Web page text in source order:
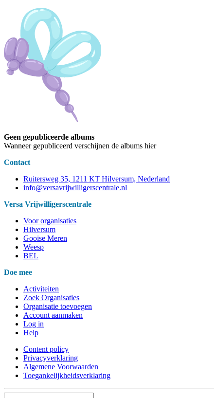
Geen gepubliceerde albums
Wanneer gepubliceerd verschijnen de albums hier
Contact
Ruitersweg 35, 1211 KT Hilversum, Nederland
info@versavrijwilligerscentrale.nl
Versa Vrijwilligerscentrale
Voor organisaties
Hilversum
Gooise Meren
Weesp
BEL
Doe mee
Activiteiten
Zoek Organisaties
Organisatie toevoegen
Account aanmaken
Log in
Help
Content policy
Privacyverklaring
Algemene Voorwaarden
Toegankelijkheidsverklaring